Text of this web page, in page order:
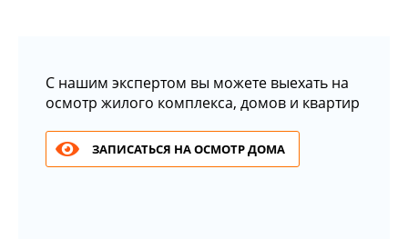
С нашим экспертом вы можете выехать на
осмотр жилого комплекса, домов и квартир
ЗАПИСАТЬСЯ НА ОСМОТР ДОМА